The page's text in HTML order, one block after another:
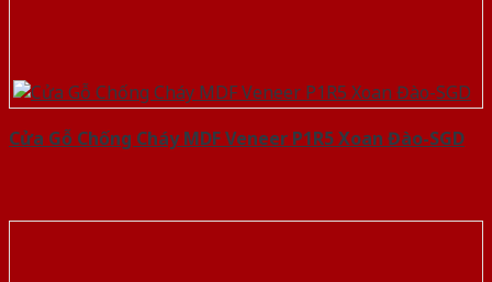
Cửa Gỗ Chống Cháy MDF Veneer P1R5 Xoan Đào-SGD